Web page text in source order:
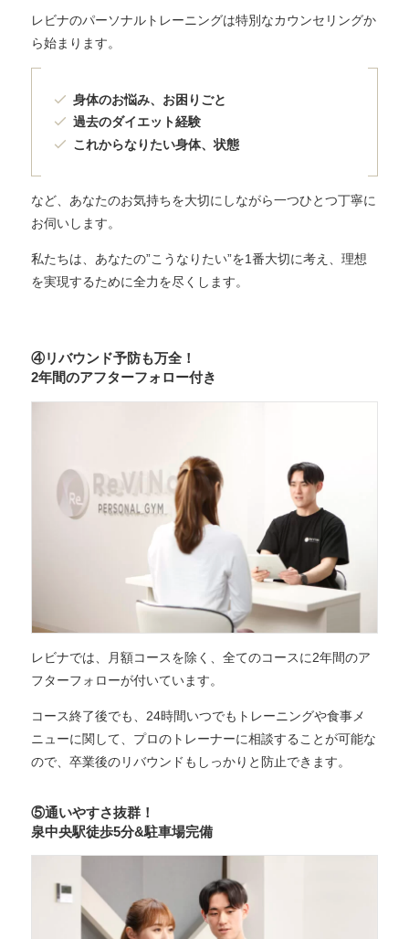
レビナのパーソナルトレーニングは特別なカウンセリングか
ら始まります。
身体のお悩み、お困りごと
過去のダイエット経験
これからなりたい身体、状態
など、あなたのお気持ちを大切にしながら一つひとつ丁寧に
お伺いします。
私たちは、あなたの”こうなりたい”を1番大切に考え、理想
を実現するために全力を尽くします。
④リバウンド予防も万全！
2年間のアフターフォロー付き
レビナでは、月額コースを除く、全てのコースに2年間のア
フターフォローが付いています。
コース終了後でも、24時間いつでもトレーニングや食事メ
ニューに関して、プロのトレーナーに相談することが可能な
ので、卒業後のリバウンドもしっかりと防止できます。
⑤通いやすさ抜群！
泉中央駅徒歩5分&駐車場完備